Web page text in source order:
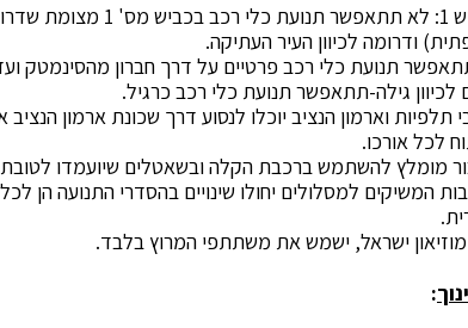
בכביש 1: לא תתאפשר
ודרומה לכיוון העיר העתיקה.
תנועת כלי רכב פרטיים על דרך חברון מהסינמטק
לכיוון גילה-תתאפשר תנועת כלי רכב כרגיל.
תלפיות וארמון הנציב יוכלו לנסוע דרך שכונת ארמון הנציב
לכל אורכו.
מומלץ להשתמש ברכבת הקלה ובשאטלים שיועמדו לטובת
המשיקים למסלולים יחולו שינויים בהסדרי התנועה הן
מוזיאון ישראל, ישמש את משתתפי המרוץ בלבד.
: